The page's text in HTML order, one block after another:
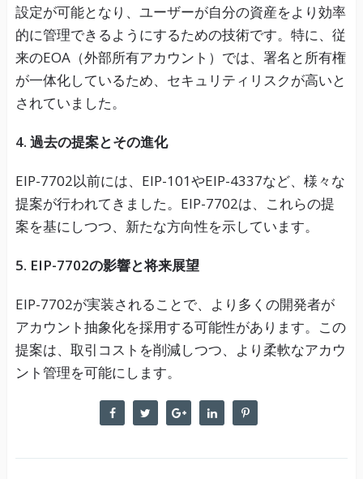
設定が可能となり、ユーザーが自分の資産をより効率
的に管理できるようにするための技術です。特に、従
来のEOA（外部所有アカウント）では、署名と所有権
が一体化しているため、セキュリティリスクが高いと
されていました。
4. 過去の提案とその進化
EIP-7702以前には、EIP-101やEIP-4337など、様々な
提案が行われてきました。EIP-7702は、これらの提
案を基にしつつ、新たな方向性を示しています。
5. EIP-7702の影響と将来展望
EIP-7702が実装されることで、より多くの開発者が
アカウント抽象化を採用する可能性があります。この
提案は、取引コストを削減しつつ、より柔軟なアカウ
ント管理を可能にします。